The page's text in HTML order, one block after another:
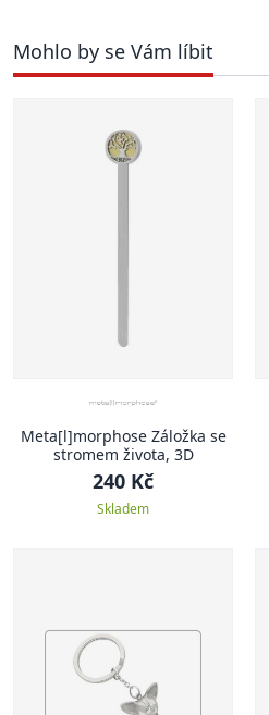
Mohlo by se Vám líbit
Meta[l]morphose Záložka se
stromem života, 3D
240 Kč
Skladem